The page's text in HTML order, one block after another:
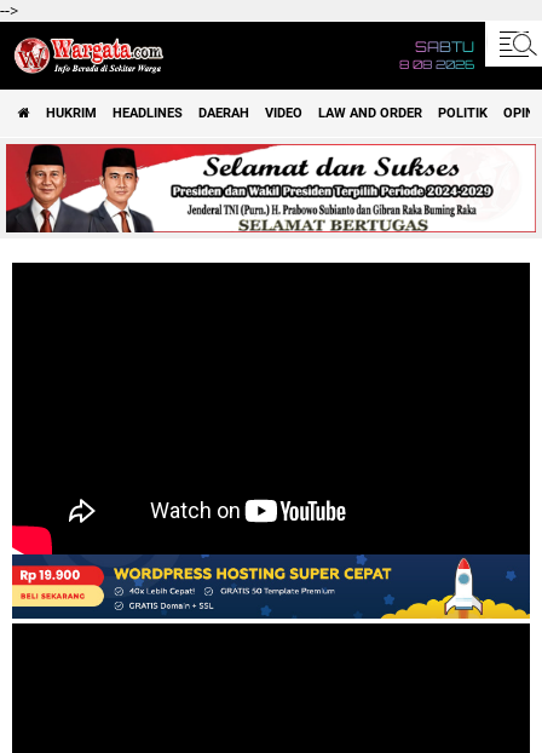
-->
SABTU
8 08 2026
HUKRIM HEADLINES DAERAH VIDEO LAW AND ORDER POLITIK OPINI